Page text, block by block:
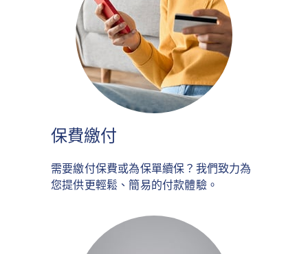
保費繳付
需要繳付保費或為保單續保？我們致力為
您提供更輕鬆、簡易的付款體驗。